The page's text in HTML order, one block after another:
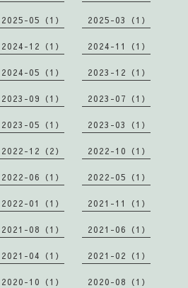
2025-05（1） 2025-03（1）
2024-12（1） 2024-11（1）
2024-05（1） 2023-12（1）
2023-09（1） 2023-07（1）
2023-05（1） 2023-03（1）
2022-12（2） 2022-10（1）
2022-06（1） 2022-05（1）
2022-01（1） 2021-11（1）
2021-08（1） 2021-06（1）
2021-04（1） 2021-02（1）
2020-10（1） 2020-08（1）